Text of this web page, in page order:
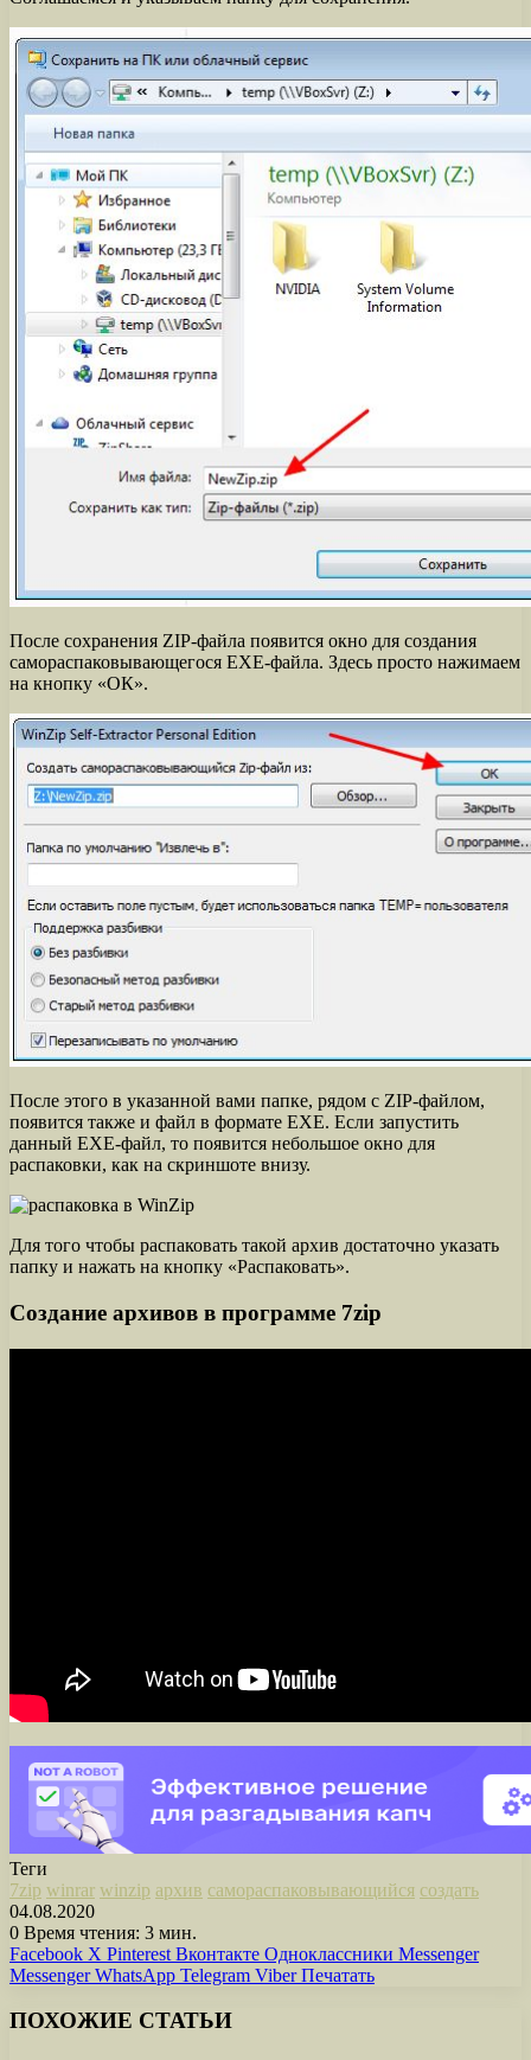
После сохранения ZIP-файла появится окно для создания
самораспаковывающегося EXE-файла. Здесь просто нажимаем
на кнопку «ОК».
После этого в указанной вами папке, рядом с ZIP-файлом,
появится также и файл в формате EXE. Если запустить
данный EXE-файл, то появится небольшое окно для
распаковки, как на скриншоте внизу.
Для того чтобы распаковать такой архив достаточно указать
папку и нажать на кнопку «Распаковать».
Создание архивов в программе 7zip
Теги
7zip winrar winzip архив самораспаковывающийся создать
04.08.2020
0 Время чтения: 3 мин.
Facebook X Pinterest Вконтакте Одноклассники Messenger
Messenger WhatsApp Telegram Viber Печатать
ПОХОЖИЕ СТАТЬИ